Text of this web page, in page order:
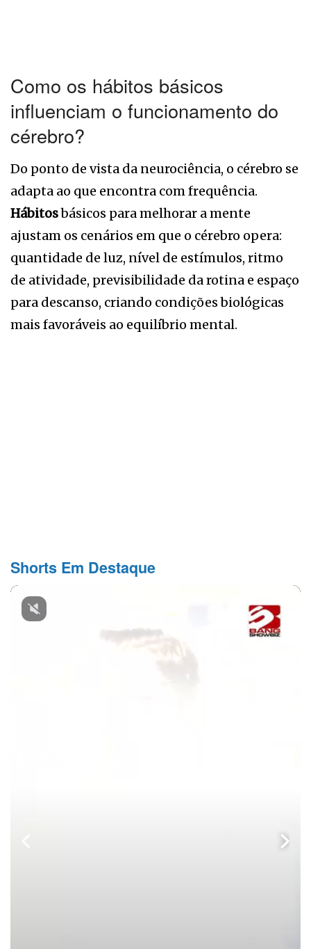
Como os hábitos básicos
influenciam o funcionamento do
cérebro?
Do ponto de vista da neurociência, o cérebro se
adapta ao que encontra com frequência.
Hábitosbásicos para melhorar a mente
ajustam os cenários em que o cérebro opera:
quantidade de luz, nível de estímulos, ritmo
de atividade, previsibilidade da rotina e espaço
para descanso, criando condições biológicas
mais favoráveis ao equilíbrio mental.
Shorts Em Destaque